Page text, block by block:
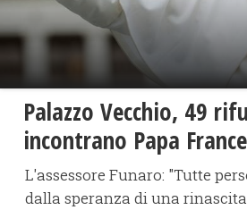
Palazzo Vecchio, 49
incontrano Papa
L'assessore Funaro: "Tutte
dalla speranza di una